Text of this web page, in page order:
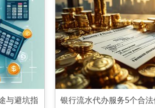
与避坑指
银行流水代办服务5个合